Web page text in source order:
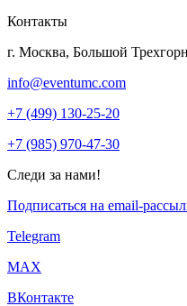
Контакты
г. Москва, Большой
info@eventumc.com
+7 (499) 130-25-20
+7 (985) 970-47-30
Следи за нами!
Подписаться на email-
Telegram
МАХ
ВКонтакте